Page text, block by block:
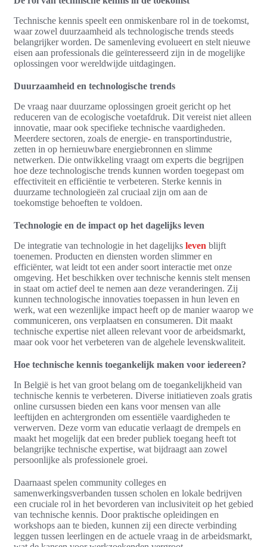
Technische kennis speelt een onmiskenbare rol in de toekomst,
waar zowel duurzaamheid als technologische trends steeds
belangrijker worden. De samenleving evolueert en stelt nieuwe
eisen aan professionals die geïnteresseerd zijn in de mogelijke
oplossingen voor wereldwijde uitdagingen.
Duurzaamheid en technologische trends
De vraag naar duurzame oplossingen groeit gericht op het
reduceren van de ecologische voetafdruk. Dit vereist niet alleen
innovatie, maar ook specifieke technische vaardigheden.
Meerdere sectoren, zoals de energie- en transportindustrie,
zetten in op hernieuwbare energiebronnen en slimme
netwerken. Die ontwikkeling vraagt om experts die begrijpen
hoe deze technologische trends kunnen worden toegepast om
effectiviteit en efficiëntie te verbeteren. Sterke kennis in
duurzame technologieën zal cruciaal zijn om aan de
toekomstige behoeften te voldoen.
Technologie en de impact op het dagelijks leven
De integratie van technologie in het dagelijks leven blijft
toenemen. Producten en diensten worden slimmer en
efficiënter, wat leidt tot een ander soort interactie met onze
omgeving. Het beschikken over technische kennis stelt mensen
in staat om actief deel te nemen aan deze veranderingen. Zij
kunnen technologische innovaties toepassen in hun leven en
werk, wat een wezenlijke impact heeft op de manier waarop we
communiceren, ons verplaatsen en consumeren. Dit maakt
technische expertise niet alleen relevant voor de arbeidsmarkt,
maar ook voor het verbeteren van de algehele levenskwaliteit.
Hoe technische kennis toegankelijk maken voor iedereen?
In België is het van groot belang om de toegankelijkheid van
technische kennis te verbeteren. Diverse initiatieven zoals gratis
online cursussen bieden een kans voor mensen van alle
leeftijden en achtergronden om essentiële vaardigheden te
verwerven. Deze vorm van educatie verlaagt de drempels en
maakt het mogelijk dat een breder publiek toegang heeft tot
belangrijke technische expertise, wat bijdraagt aan zowel
persoonlijke als professionele groei.
Daarnaast spelen community colleges en
samenwerkingsverbanden tussen scholen en lokale bedrijven
een cruciale rol in het bevorderen van inclusiviteit op het gebied
van technische kennis. Door praktische opleidingen en
workshops aan te bieden, kunnen zij een directe verbinding
leggen tussen leerlingen en de actuele vraag in de arbeidsmarkt,